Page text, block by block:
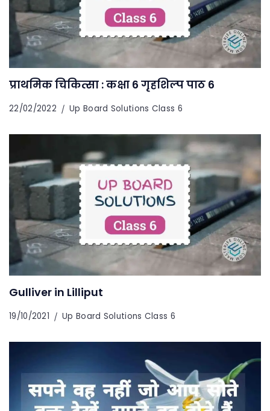
प्राथमिक चिकित्सा : कक्षा 6 गृहशिल्प पाठ 6
22/02/2022 Up Board Solutions Class 6
Gulliver in Lilliput
19/10/2021 Up Board Solutions Class 6